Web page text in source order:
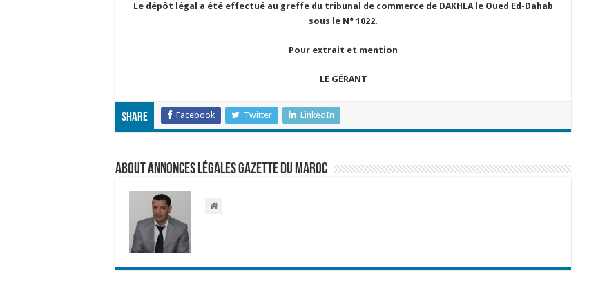
Le dépôt légal a été effectué au greffe du tribunal de commerce de DAKHLA le Oued Ed-Dahab
sous le N° 1022.
Pour extrait et mention
LE GÉRANT
Share Facebook Twitter LinkedIn
About Annonces légales Gazette du Maroc